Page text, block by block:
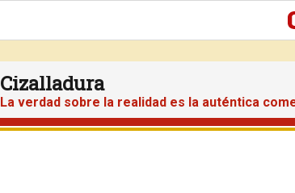
Cizalladura
La verdad sobre la realidad es la auténtica